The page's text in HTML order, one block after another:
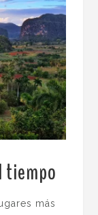
tiempo
más